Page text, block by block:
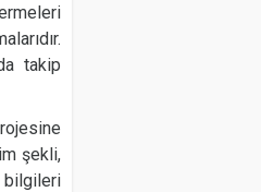
takip
şekli,
bilgileri